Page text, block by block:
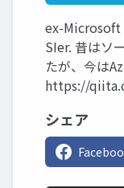
ex-
SIer. 昔はソ
たが、今は
https://
シェア